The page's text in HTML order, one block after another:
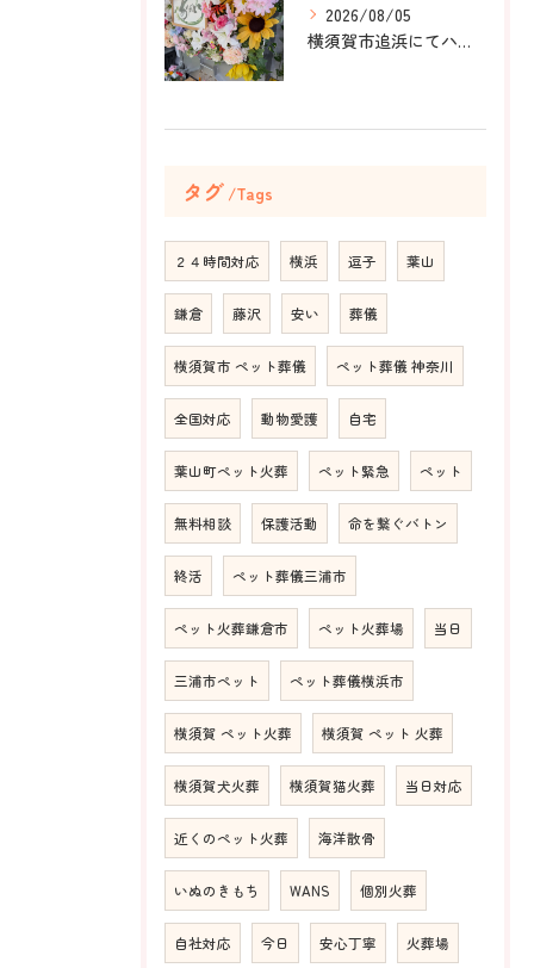
2026/08/05
横須賀市追浜にてハムスターのみかんちゃんのペット火葬のお手伝...
タグ Tags
２４時間対応 横浜 逗子 葉山
鎌倉 藤沢 安い 葬儀
横須賀市 ペット葬儀 ペット葬儀 神奈川
全国対応 動物愛護 自宅
葉山町ペット火葬 ペット緊急 ペット
無料相談 保護活動 命を繋ぐバトン
終活 ペット葬儀三浦市
ペット火葬鎌倉市 ペット火葬場 当日
三浦市ペット ペット葬儀横浜市
横須賀 ペット火葬 横須賀 ペット 火葬
横須賀犬火葬 横須賀猫火葬 当日対応
近くのペット火葬 海洋散骨
いぬのきもち WANS 個別火葬
自社対応 今日 安心丁寧 火葬場